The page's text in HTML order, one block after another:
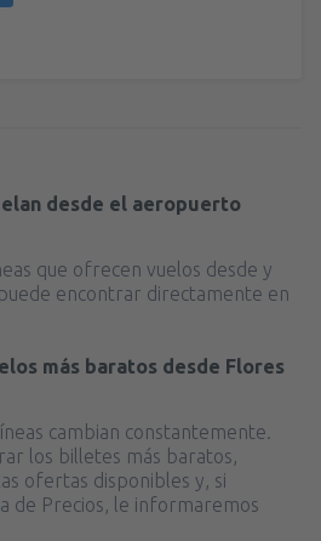
desde el aeropuerto
que ofrecen vuelos desde y
encontrar directamente en
más baratos desde Flores
cambian constantemente.
los billetes más baratos,
ofertas disponibles y, si
de Precios, le informaremos